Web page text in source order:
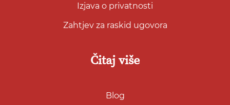
Izjava o privatnosti
Zahtjev za raskid ugovora
Čitaj više
Blog